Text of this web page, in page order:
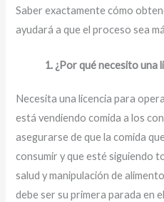
Saber exactamente cómo
ayudará a que el proceso sea
1. ¿Por qué necesito una
Necesita una licencia para
está vendiendo comida a los
asegurarse de que la comida
consumir y que esté siguiendo
salud y manipulación de
debe ser su primera parada en